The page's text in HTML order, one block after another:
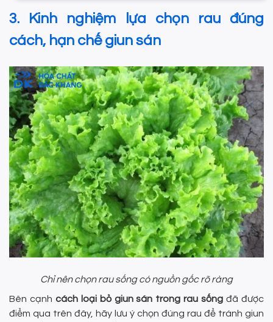
3. Kinh nghiệm lựa chọn rau đúng
cách, hạn chế giun sán
Chỉ nên chọn rau sống có nguồn gốc rõ ràng
Bên cạnh cách loại bỏ giun sán trong rau sống đã được
điểm qua trên đây, hãy lưu ý chọn đúng rau để tránh giun